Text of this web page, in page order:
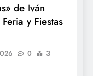
de Iván
y Fiestas
0
3